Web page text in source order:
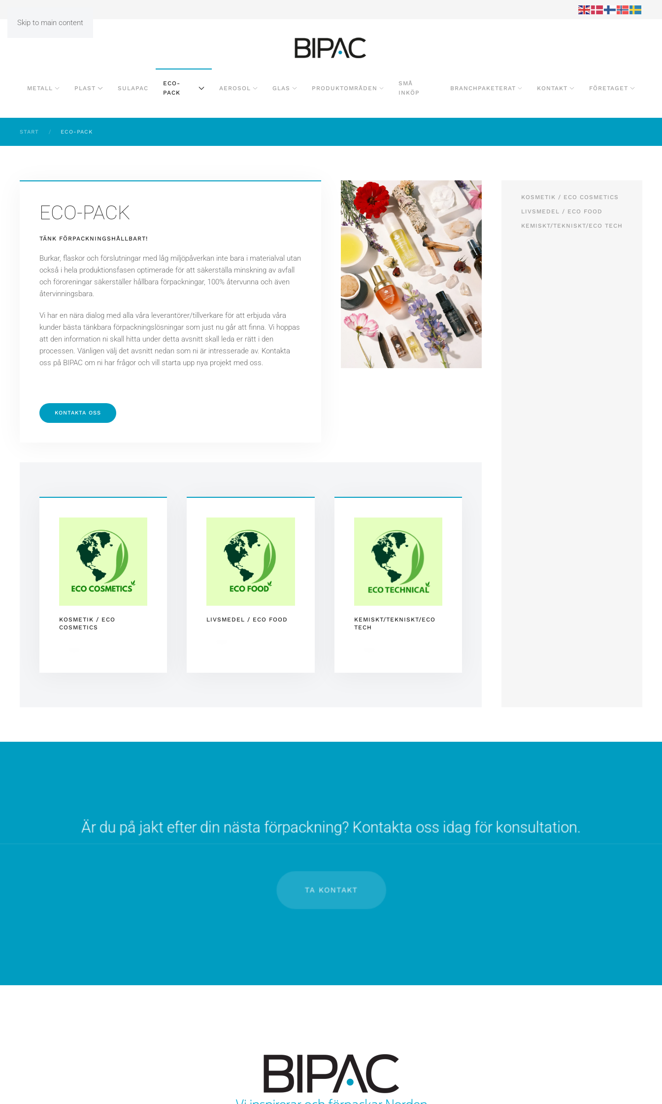
Skip to main content
METALL PLAST SULAPAC
ECO-
PACK
AEROSOL GLAS PRODUKTOMRÅDEN
SMÅ
INKÖP
BRANCHPAKETERAT KONTAKT FÖRETAGET
START ECO-PACK
ECO-PACK
TÄNK FÖRPACKNINGSHÅLLBART!
Burkar, flaskor och förslutningar med låg miljöpåverkan inte bara i materialval utan
också i hela produktionsfasen optimerade för att säkerställa minskning av avfall
och föroreningar säkerställer hållbara förpackningar, 100% återvunna och även
återvinningsbara.
Vi har en nära dialog med alla våra leverantörer/tillverkare för att erbjuda våra
kunder bästa tänkbara förpackningslösningar som just nu går att finna. Vi hoppas
att den information ni skall hitta under detta avsnitt skall leda er rätt i den
processen. Vänligen välj det avsnitt nedan som ni är intresserade av. Kontakta
oss på BIPAC om ni har frågor och vill starta upp nya projekt med oss.
KONTAKTA OSS
KOSMETIK / ECO
COSMETICS
LIVSMEDEL / ECO FOOD
KEMISKT/TEKNISKT/ECO
TECH
KOSMETIK / ECO COSMETICS
LIVSMEDEL / ECO FOOD
KEMISKT/TEKNISKT/ECO TECH
Är du på jakt efter din nästa förpackning? Kontakta oss idag för konsultation.
TA KONTAKT